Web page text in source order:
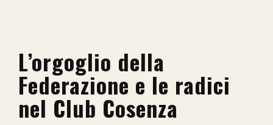
L’orgoglio della
Federazione e le radici
nel Club Cosenza